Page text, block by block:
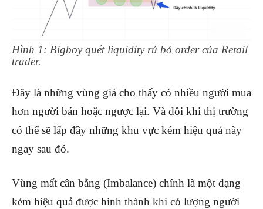
Hình 1: Bigboy quét liquidity rủ bỏ order của Retail
trader.
Đây là những vùng giá cho thấy có nhiều người mua
hơn người bán hoặc ngược lại. Và đôi khi thị trường
có thể sẽ lấp đầy những khu vực kém hiệu quả này
ngay sau đó.
Vùng mất cân bằng (Imbalance) chính là một dạng
kém hiệu quả được hình thành khi có lượng người